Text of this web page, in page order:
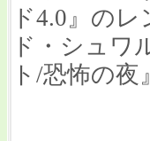
ド4.0』の
ド・シュワ
ト/恐怖の